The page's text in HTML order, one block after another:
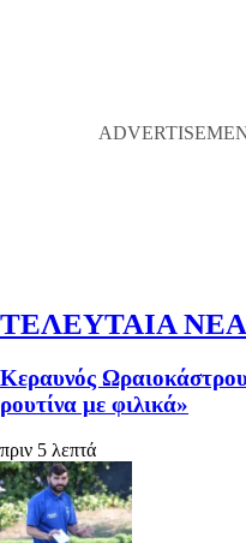
ΤΕΛΕΥΤΑΙΑ ΝΕΑ
Κεραυνός
ρουτίνα με φιλικά»
πριν 5 λεπτά